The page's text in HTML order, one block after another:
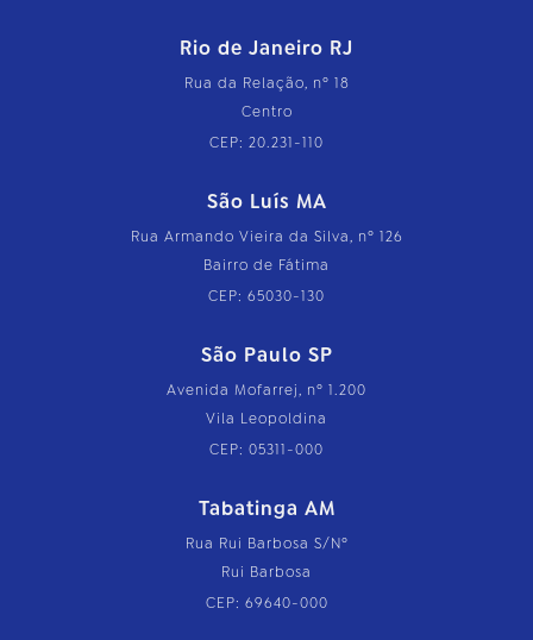
Rio de Janeiro RJ
Rua da Relação, nº 18
Centro
CEP: 20.231-110
São Luís MA
Rua Armando Vieira da Silva, nº 126
Bairro de Fátima
CEP: 65030-130
São Paulo SP
Avenida Mofarrej, nº 1.200
Vila Leopoldina
CEP: 05311-000
Tabatinga AM
Rua Rui Barbosa S/Nº
Rui Barbosa
CEP: 69640-000